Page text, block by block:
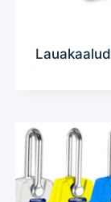
Lauakaalud